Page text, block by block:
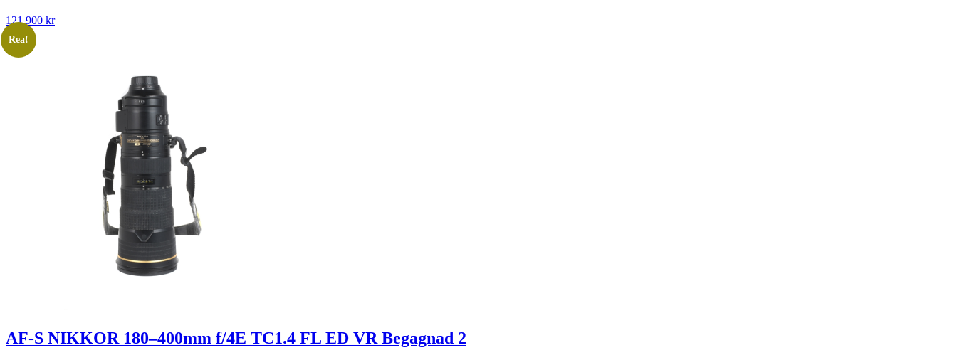
121 900 kr
Rea!
AF-S NIKKOR 180–400mm f/4E TC1.4 FL ED VR Begagnad 2